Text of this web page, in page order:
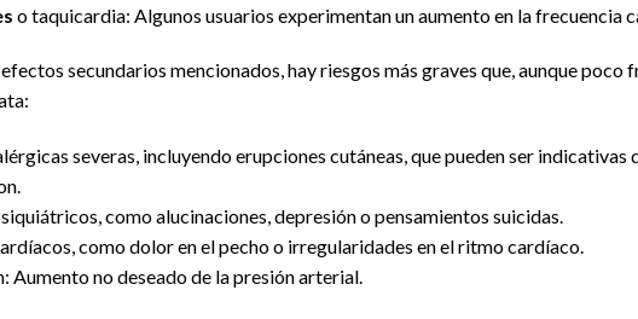
o taquicardia: Algunos usuarios experimentan un aumento en la frecuencia
secundarios mencionados, hay riesgos más graves que, aunque poco
severas, incluyendo erupciones cutáneas, que pueden ser
como alucinaciones, depresión o pensamientos suicidas.
como dolor en el pecho o irregularidades en el ritmo cardíaco.
Aumento no deseado de la presión arterial.